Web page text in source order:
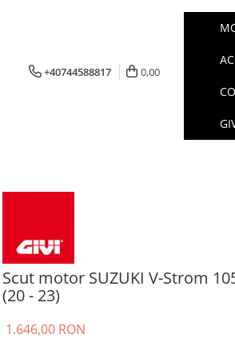
+40744588817 0,00
Scut motor SUZUKI V-Strom
(20 - 23)
1.646,00 RON